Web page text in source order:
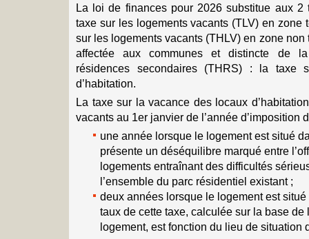
La loi de finances pour 2026 substitue aux 2
taxe sur les logements vacants (TLV) en zone
sur les logements vacants (THLV) en zone
affectée aux communes et distincte de
résidences secondaires (THRS) : la taxe
d’habitation.
La taxe sur la vacance des locaux
vacants au 1er janvier de l’année d’imposition
une année lorsque le logement est situé
présente un déséquilibre marqué entre
logements entraînant des difficultés
l’ensemble du parc résidentiel existant ;
deux années lorsque le logement est
taux de cette taxe, calculée sur la base
logement, est fonction du lieu de situation